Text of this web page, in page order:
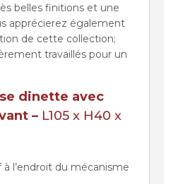
belles finitions et une
apprécierez également
de cette collection;
travaillés pour un
dinette avec
– L105 x H40 x
l’endroit du mécanisme